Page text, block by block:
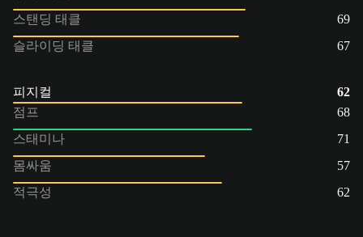
스탠딩 태클
69
슬라이딩 태클
67
피지컬
62
점프
68
스태미나
71
몸싸움
57
적극성
62